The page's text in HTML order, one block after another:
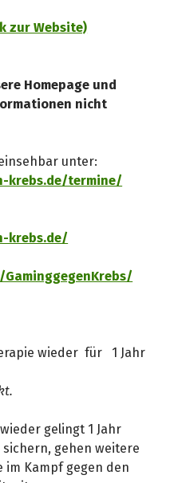
zur Website)
Homepage und
nicht
unter:
krebs.de/termine/
krebs.de/
wieder für 1 Jahr
gelingt 1 Jahr
gehen weitere
im Kampf gegen den